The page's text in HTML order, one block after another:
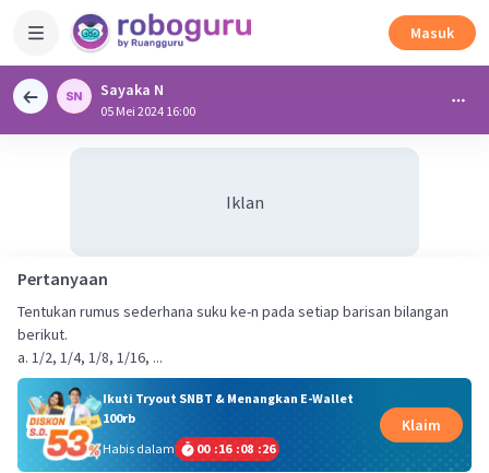
Masuk
Sayaka N
05 Mei 2024 16:00
Iklan
Pertanyaan
Tentukan rumus sederhana suku ke-n pada setiap barisan bilangan
berikut.
a. 1/2, 1/4, 1/8, 1/16, ...
Ikuti Tryout SNBT & Menangkan E-Wallet
100rb
Habis dalam
00 :16 :08 :25
Klaim